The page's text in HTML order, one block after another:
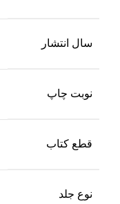
سال انتشار
نوبت چاپ
قطع کتاب
نوع جلد